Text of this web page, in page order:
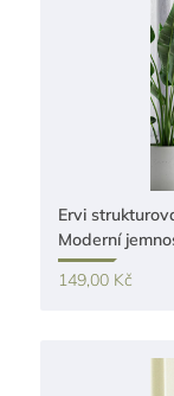
Ervi
Moderní
149,00 Kč